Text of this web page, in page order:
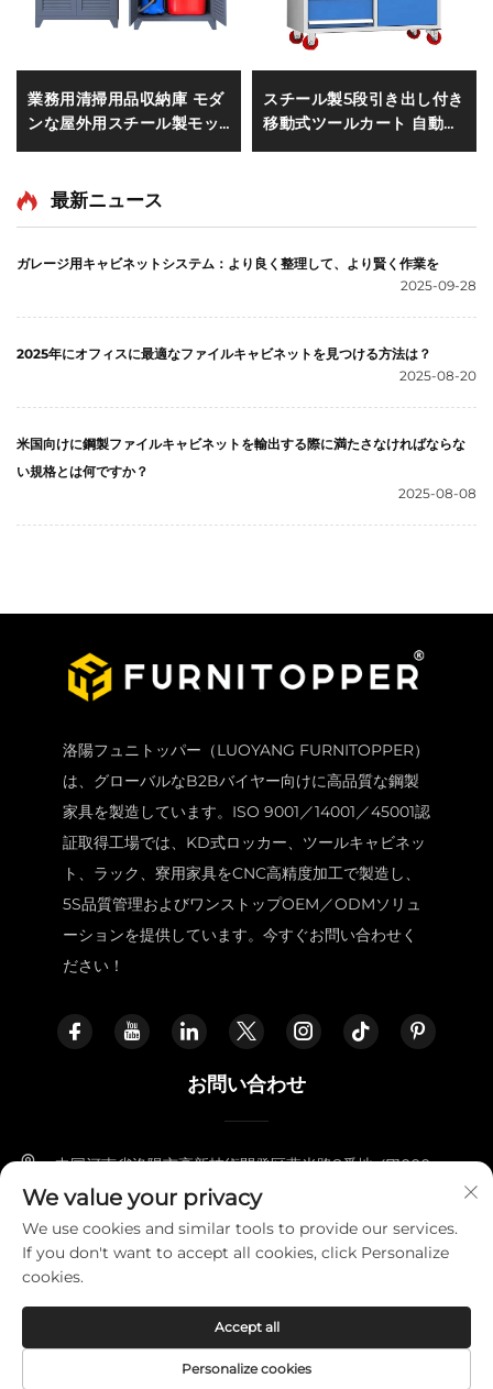
業務用清掃用品収納庫 モダ
ンな屋外用スチール製モッ
プ・ほうき収納キャビネッ
ローゼット
スチール製5段引き出し付き
移動式ツールカート 自動車
修理用工具収納メンテナン
最新ニュース
ガレージ用キャビネットシステム：より良く整理して、より賢く作業を
2025-09-28
2025年にオフィスに最適なファイルキャビネットを見つける方法は？
2025-08-20
米国向けに鋼製ファイルキャビネットを輸出する際に満たさなければならな
い規格とは何ですか？
2025-08-08
洛陽フュニトッパー（LUOYANG FURNITOPPER）
は、グローバルなB2Bバイヤー向けに高品質な鋼製
家具を製造しています。ISO 9001／14001／45001認
証取得工場では、KD式ロッカー、ツールキャビネッ
ト、ラック、寮用家具をCNC高精度加工で製造し、
5S品質管理およびワンストップOEM／ODMソリュ
ーションを提供しています。今すぐお問い合わせく
ださい！
お問い合わせ
中国河南省洛陽市高新技術開発区燕光路8番地 471000
+86-18338800729
[email protected]
Copyright © 2025 LUOYANG FURNITOPPER IMPORT AND
EXPORT TRADING CO., LTD プライバシーポリシー
We value your privacy
We use cookies and similar tools to provide our services.
If you don't want to accept all cookies, click Personalize
cookies.
Personalize cookies
Accept all